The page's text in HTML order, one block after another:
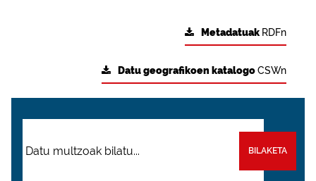
Metadatuak RDFn
Datu geografikoen katalogoCSWn
BILAKETA